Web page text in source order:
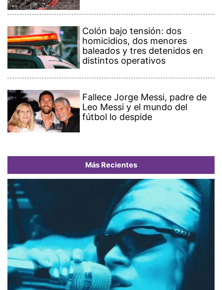
Colón bajo tensión: dos
homicidios, dos menores
baleados y tres detenidos en
distintos operativos
Fallece Jorge Messi, padre de
Leo Messi y el mundo del
fútbol lo despide
Más Recientes